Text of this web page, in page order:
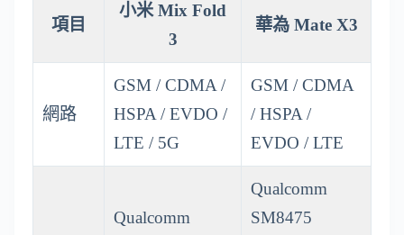
項目
小米 Mix Fold
3
華為 Mate X3
網路
GSM / CDMA /
HSPA / EVDO /
LTE / 5G
GSM / CDMA
/ HSPA /
EVDO / LTE
Qualcomm
Qualcomm
SM8475